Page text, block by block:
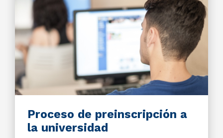
Proceso de preinscripción a
la universidad